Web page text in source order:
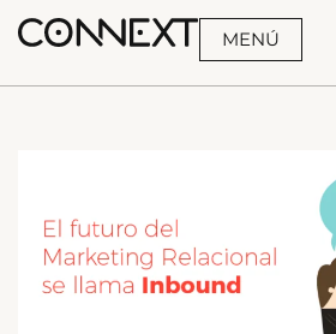
MENÚ